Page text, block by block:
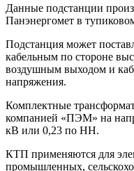
Данные подстанции
Панэнергомет в
Подстанция может
кабельным по стороне
воздушным выходом и
напряжения.
Комплектные
компанией «ПЭМ» на
кВ или 0,23 по НН.
КТП применяются для
промышленных,